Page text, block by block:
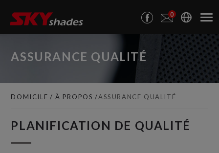
0
ASSURANCE QUALITÉ
DOMICILE À PROPOS ASSURANCE QUALITÉ
PLANIFICATION DE QUALITÉ